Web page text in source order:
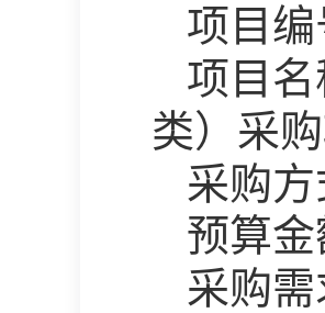
项目编
项目
类）采
采购
预算金
采购